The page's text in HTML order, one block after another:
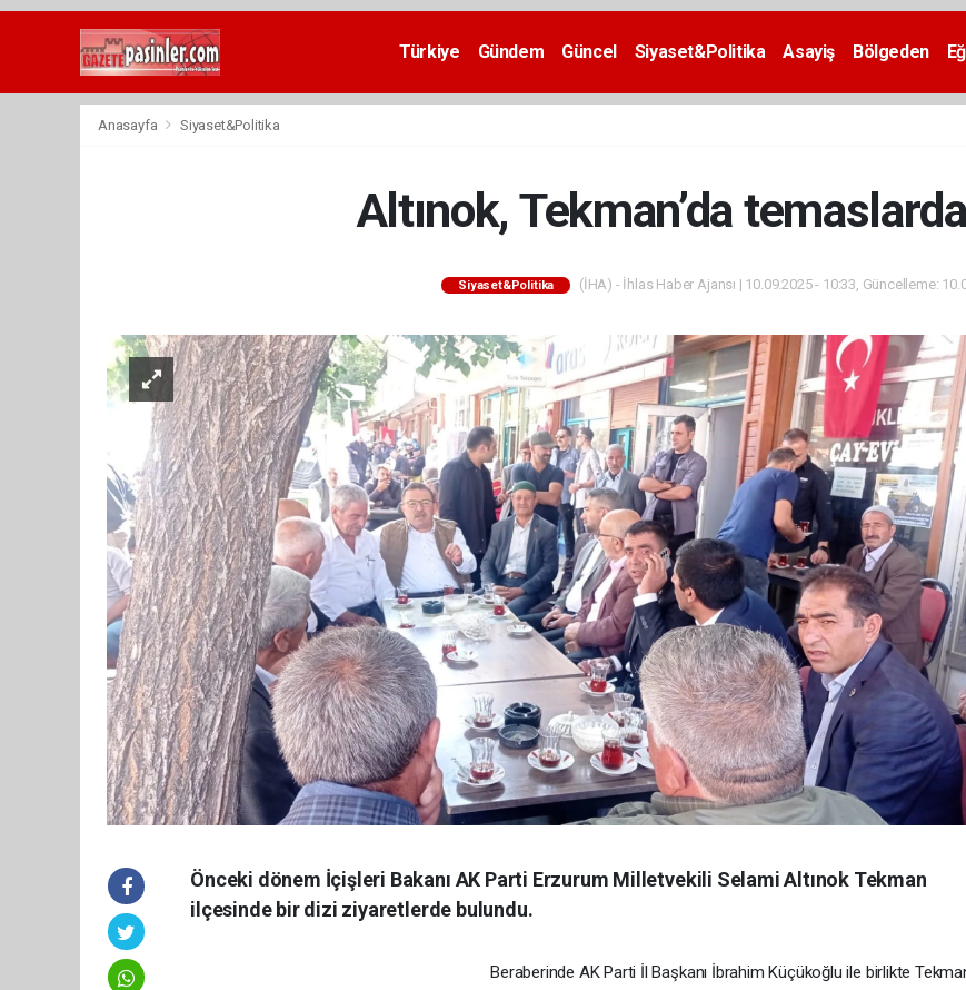
Deneme
Türkiye Gündem Güncel Siyaset&Politika Asayiş Bölgeden
Anasayfa Siyaset&Politika
Altınok, Tekman’da
Siyaset&Politika (İHA) - İhlas Haber Ajansı | 10.09.2025 - 10:33, Güncelleme:
Önceki dönem İçişleri Bakanı AK Parti Erzurum Milletvekili Selami Altınok Tekman
ilçesinde bir dizi ziyaretlerde bulundu.
Beraberinde AK Parti İl Başkanı İbrahim Küçükoğlu ile birlikte